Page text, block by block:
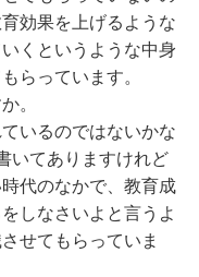
効果を上げるような
くというような中身
らっています。
。
いるのではないかな
いてありますけれど
代のなかで、教育成
しなさいよと言うよ
せてもらっていま